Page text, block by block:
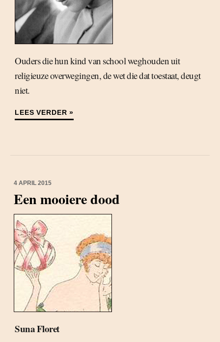
Ouders die hun kind van school weghouden uit
religieuze overwegingen, de wet die dat toestaat, deugt
niet.
LEES VERDER »
4 APRIL 2015
Een mooiere dood
Suna Floret